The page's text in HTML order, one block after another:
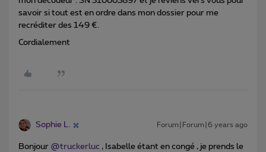
savoir si tout est en ordre dans mon dossier pour me
recréditer des 149 €.
Cordialement
Sophie L. Forum|Forum|6 years ago
Bonjour @truckerluc , Isabelle étant en congé , je prends le